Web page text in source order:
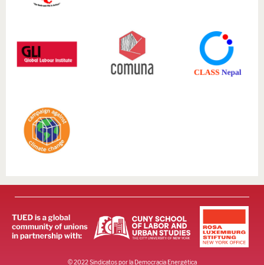
© 2022 Sindicatos por la Democracia Energética